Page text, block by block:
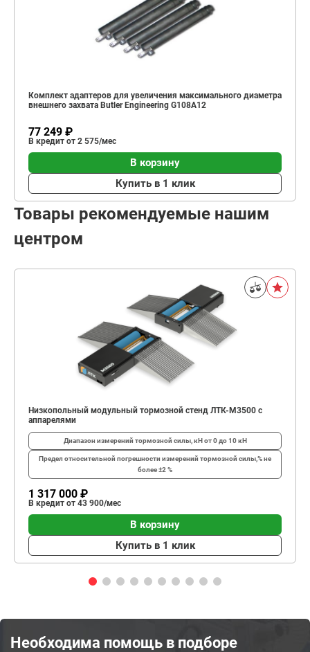
Комплект адаптеров для увеличения максимального диаметра
внешнего захвата Butler Engineering G108A12
77 249 ₽
В кредит от 2 575/мес
В корзину
Купить в 1 клик
Товары рекомендуемые нашим
центром
Низкопольный модульный тормозной стенд ЛТК-М3500 с
аппарелями
Диапазон измерений тормозной силы, кНот 0 до 10 кН
Предел относительной погрешности измерений тормозной силы,%не
более ±2 %
1 317 000 ₽
В кредит от 43 900/мес
В корзину
Купить в 1 клик
Необходима помощь в подборе